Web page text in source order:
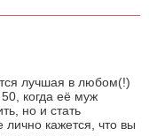
лучшая в любом(!)
когда её муж
но и стать
кажется, что вы